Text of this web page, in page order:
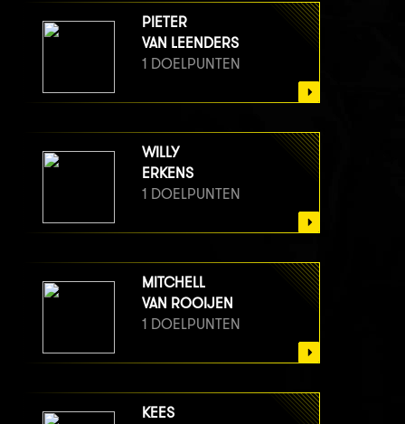
PIETER
VAN LEENDERS
1 DOELPUNTEN
WILLY
ERKENS
1 DOELPUNTEN
MITCHELL
VAN ROOIJEN
1 DOELPUNTEN
KEES